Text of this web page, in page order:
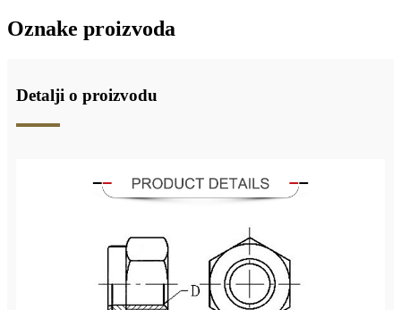
Oznake proizvoda
Detalji o proizvodu